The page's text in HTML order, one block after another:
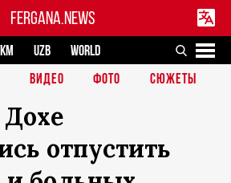
FERGANA.NEWS
UZB
WORLD
ВИДЕО ФОТО СЮЖЕТЫ
отпустить